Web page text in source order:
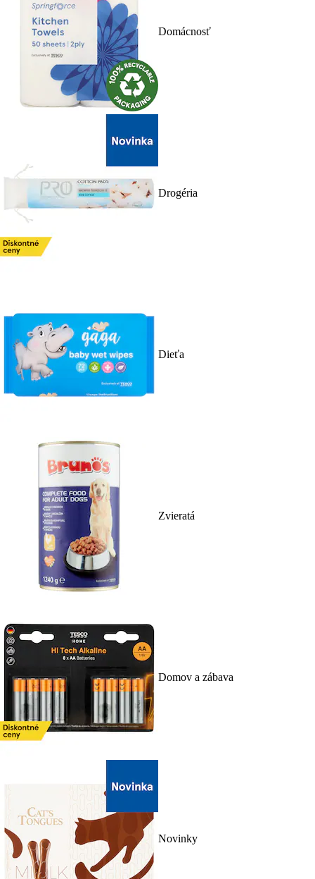
Domácnosť
Drogéria
Dieťa
Zvieratá
Domov a zábava
Novinky